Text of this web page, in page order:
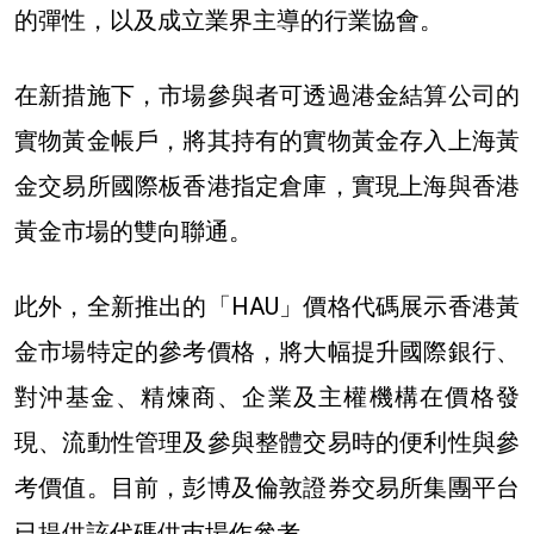
的彈性，以及成立業界主導的行業協會。
在新措施下，市場參與者可透過港金結算公司的
實物黃金帳戶，將其持有的實物黃金存入上海黃
金交易所國際板香港指定倉庫，實現上海與香港
黃金市場的雙向聯通。
此外，全新推出的「HAU」價格代碼展示香港黃
金市場特定的參考價格，將大幅提升國際銀行、
對沖基金、精煉商、企業及主權機構在價格發
現、流動性管理及參與整體交易時的便利性與參
考價值。目前，彭博及倫敦證券交易所集團平台